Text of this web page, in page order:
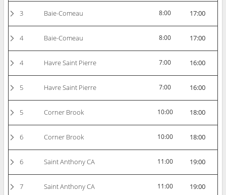
3 Baie-Comeau 8:00 17:00
4 Baie-Comeau 8:00 17:00
4 Havre Saint Pierre 7:00 16:00
5 Havre Saint Pierre 7:00 16:00
5 Corner Brook 10:00 18:00
6 Corner Brook 10:00 18:00
6 Saint Anthony CA 11:00 19:00
7 Saint Anthony CA 11:00 19:00